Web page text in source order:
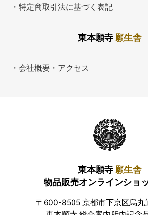
・特定商取引法に基づく表記
東本願寺 願生舎
・会社概要・アクセス
東本願寺願生舎
物品販売オンラインショ
〒600-8505 京都市下京区烏丸